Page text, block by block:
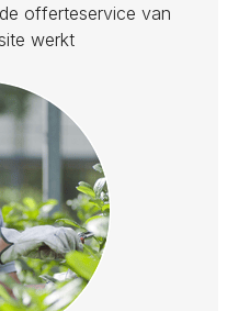
offerteservice van
werkt